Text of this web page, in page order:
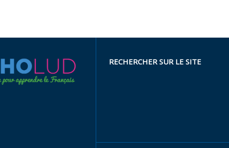
RECHERCHER SUR LE SITE